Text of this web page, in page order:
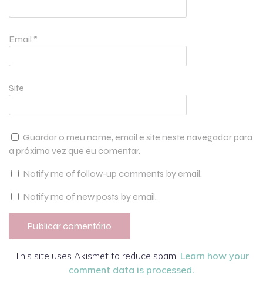
Email *
Site
Guardar o meu nome, email e site neste navegador para
a próxima vez que eu comentar.
Notify me of follow-up comments by email.
Notify me of new posts by email.
This site uses Akismet to reduce spam. Learn how your
comment data is processed.